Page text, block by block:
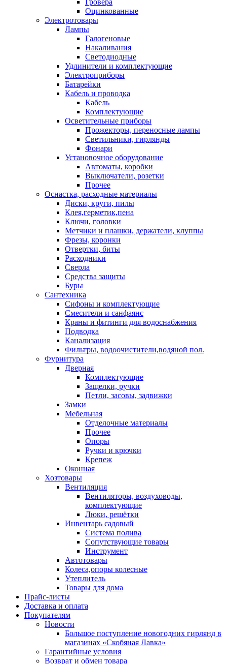
Гровера
Оцинкованные
Электротовары
Лампы
Галогеновые
Накаливания
Светодиодные
Удлинители и комплектующие
Электроприборы
Батарейки
Кабель и проводка
Кабель
Комплектующие
Осветительные приборы
Прожекторы, переносные лампы
Светильники, гирлянды
Фонари
Установочное оборудование
Автоматы, коробки
Выключатели, розетки
Прочее
Оснастка, расходные материалы
Диски, круги, пилы
Клея,герметик,пена
Ключи, головки
Метчики и плашки, держатели, клуппы
Фрезы, коронки
Отвертки, биты
Расходники
Сверла
Средства защиты
Буры
Сантехника
Сифоны и комплектующие
Смесители и санфаянс
Краны и фитинги для водоснабжения
Подводка
Канализация
Фильтры, водоочистители,водяной пол.
Фурнитура
Дверная
Комплектующие
Защелки, ручки
Петли, засовы, задвижки
Замки
Мебельная
Отделочные материалы
Прочее
Опоры
Ручки и крючки
Крепеж
Оконная
Хозтовары
Вентиляция
Вентиляторы, воздуховоды,
комплектующие
Люки, решётки
Инвентарь садовый
Система полива
Сопутствующие товары
Инструмент
Автотовары
Колеса,опоры колесные
Утеплитель
Товары для дома
Прайс-листы
Доставка и оплата
Покупателям
Новости
Большое поступление новогодних гирлянд в
магазинах «Скобяная Лавка»
Гарантийные условия
Возврат и обмен товара